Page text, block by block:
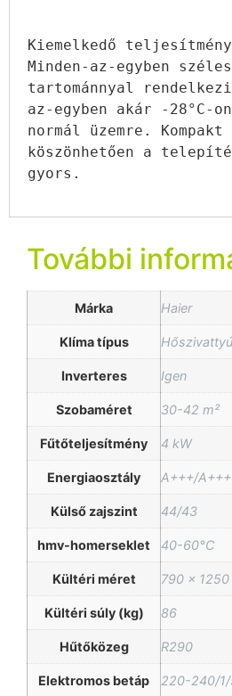
Kiemelkedő
Minden-az-egyben
tartománnyal
az-egyben akár -28°C-
normál üzemre. Kompakt
köszönhetően a
gyors.
További
Márka Haier
Klíma típus Hőszivattyú
Inverteres Igen
Szobaméret 30-42 m²
Fűtőteljesítmény 4 kW
Energiaosztály A+++/A+++
Külső zajszint 44/43
hmv-homerseklet 40-60°C
Kültéri méret 790 ×
Kültéri súly (kg) 86
Hűtőközeg R290
Elektromos betáp 220-240/